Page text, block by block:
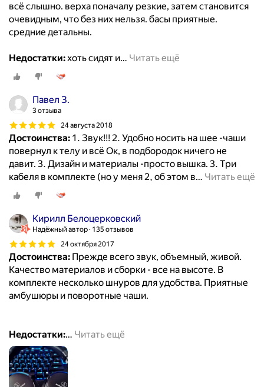
всё слышно. верха поначалу резкие, затем становится
очевидным, что без них нельзя. басы приятные.
средние детальны.
Недостатки:хоть сидят и… Читать ещё
Павел З.
3 отзыва
24 августа 2018
Достоинства: 1. Звук!!! 2. Удобно носить на шее -чаши
повернул к телу и всё Ок, в подбородок ничего не
давит. 3. Дизайн и материалы -просто вышка. 3. Три
кабеля в комплекте (но у меня 2, об этом в… Читать ещё
Кирилл Белоцерковский
Надёжный автор 135 отзывов
24 октября 2017
Достоинства: Прежде всего звук, объемный, живой.
Качество материалов и сборки - все на высоте. В
комплекте несколько шнуров для удобства. Приятные
амбушюры и поворотные чаши.
Недостатки:… Читать ещё